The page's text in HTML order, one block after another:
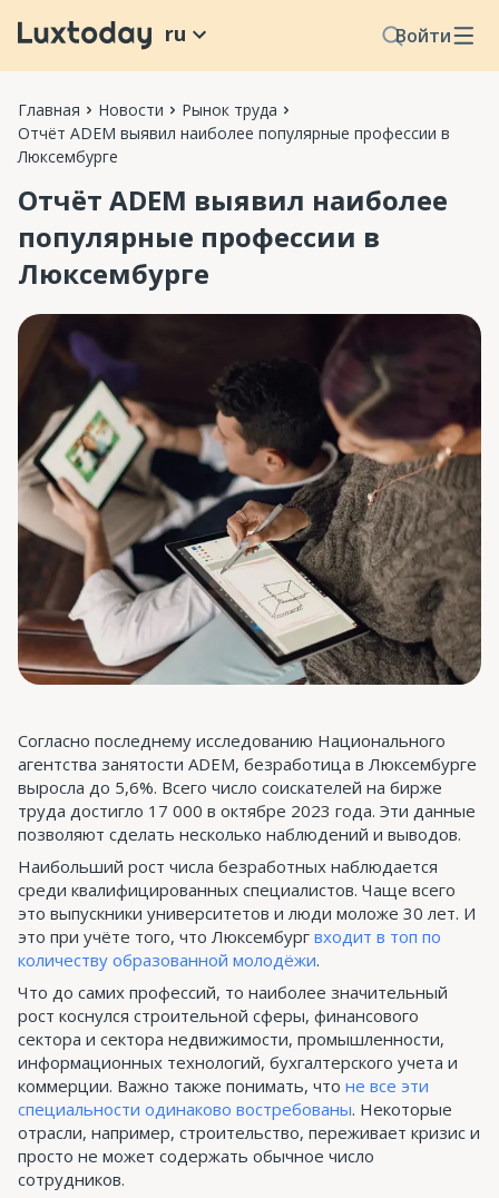
Войти
ru
Главная Новости
Рынок труда
Отчёт ADEM выявил наиболее популярные профессии в
Люксембурге
Отчёт ADEM выявил наиболее
популярные профессии в
Люксембурге
Согласно последнему исследованию Национального
агентства занятости ADEM, безработица в Люксембурге
выросла до 5,6%. Всего число соискателей на бирже
труда достигло 17 000 в октябре 2023 года. Эти данные
позволяют сделать несколько наблюдений и выводов.
Наибольший рост числа безработных наблюдается
среди квалифицированных специалистов. Чаще всего
это выпускники университетов и люди моложе 30 лет. И
это при учёте того, что Люксембург входит в топ по
количеству образованной молодёжи.
Что до самих профессий, то наиболее значительный
рост коснулся строительной сферы, финансового
сектора и сектора недвижимости, промышленности,
информационных технологий, бухгалтерского учета и
коммерции. Важно также понимать, что не все эти
специальности одинаково востребованы. Некоторые
отрасли, например, строительство, переживает кризис и
просто не может содержать обычное число
сотрудников.